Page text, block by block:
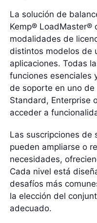
La solución de
Kemp® LoadMaster®
modalidades de
distintos modelos de
aplicaciones. Todas
funciones esenciales
de soporte en uno
Standard, Enterprise
acceder a
Las suscripciones de
pueden ampliarse o
necesidades,
Cada nivel está
desafíos más
la elección del
adecuado.